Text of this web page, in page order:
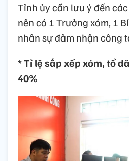
Tỉnh ủy cần lưu ý đến
nên có 1 Trưởng xóm, 1
nhân sự đảm nhận công
* Tỉ lệ sắp xếp xóm, tổ
40%